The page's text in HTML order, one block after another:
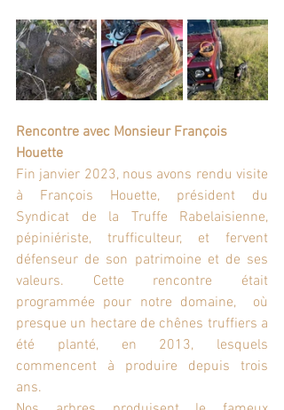
Rencontre avec Monsieur François
Houette
Fin janvier 2023, nous avons rendu visite
à François Houette, président du
Syndicat de la Truffe Rabelaisienne,
pépiniériste, trufficulteur, et fervent
défenseur de son patrimoine et de ses
valeurs. Cette rencontre était
programmée pour notre domaine,  où
presque un hectare de chênes truffiers a
été planté, en 2013, lesquels
commencent à produire depuis trois
ans.